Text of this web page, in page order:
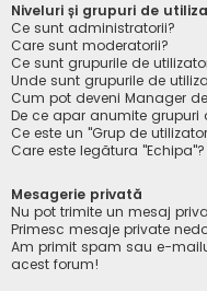
Niveluri și grupuri de
Ce sunt administratorii?
Care sunt moderatorii?
Ce sunt grupurile de
Unde sunt grupurile de
Cum pot deveni Manager
De ce apar anumite grupuri
Ce este un "Grup de
Care este legătura "Echipa"?
Mesagerie privată
Nu pot trimite un mesaj
Primesc mesaje private
Am primit spam sau e-
acest forum!